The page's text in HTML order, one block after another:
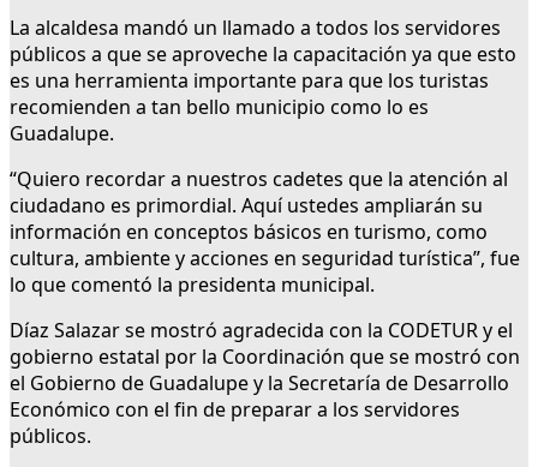
La alcaldesa mandó un llamado a todos los servidores
públicos a que se aproveche la capacitación ya que esto
es una herramienta importante para que los turistas
recomienden a tan bello municipio como lo es
Guadalupe.
“Quiero recordar a nuestros cadetes que la atención al
ciudadano es primordial. Aquí ustedes ampliarán su
información en conceptos básicos en turismo, como
cultura, ambiente y acciones en seguridad turística”, fue
lo que comentó la presidenta municipal.
Díaz Salazar se mostró agradecida con la CODETUR y el
gobierno estatal por la Coordinación que se mostró con
el Gobierno de Guadalupe y la Secretaría de Desarrollo
Económico con el fin de preparar a los servidores
públicos.